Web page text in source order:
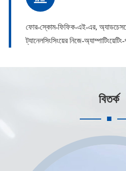
ফোর-স্কোম-ফিফিক-এই-এর,
ট্যানেলসিংসিংয়ের নিজে-অ্যাম্পাটিংয়েটিং-
বিতর্ক